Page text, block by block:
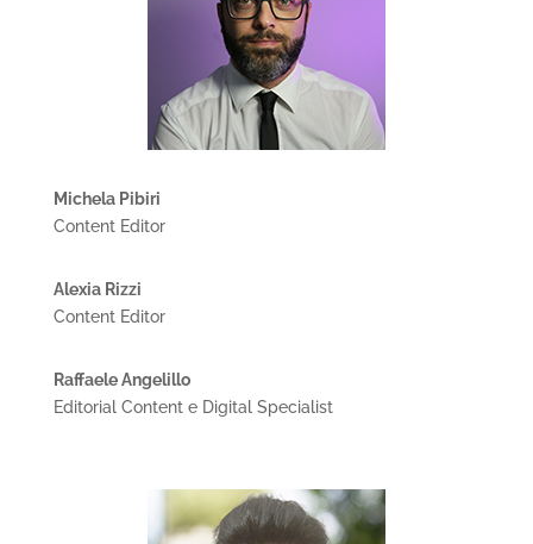
Michela Pibiri
Content Editor
Alexia Rizzi
Content Editor
Raffaele Angelillo
Editorial Content e Digital Specialist